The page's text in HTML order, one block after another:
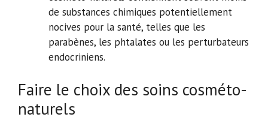
de substances chimiques potentiellement
nocives pour la santé, telles que les
parabènes, les phtalates ou les perturbateurs
endocriniens.
Faire le choix des soins cosméto-
naturels